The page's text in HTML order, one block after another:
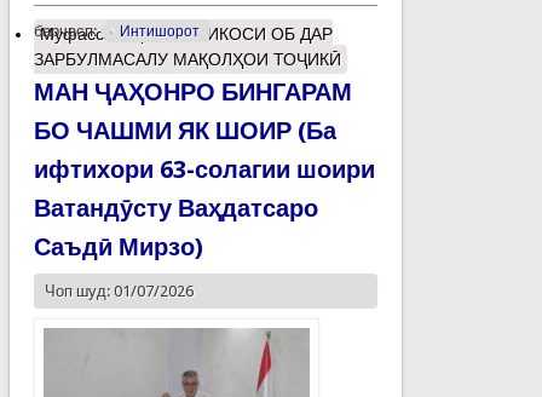
барчасп: Интишорот
Муфассалтаро ИНЪИКОСИ ОБ ДАР
ЗАРБУЛМАСАЛУ МАҚОЛҲОИ ТОҶИКӢ
МАН ҶАҲОНРО БИНГАРАМ
БО ЧАШМИ ЯК ШОИР (Ба
ифтихори 63-солагии шоири
Ватандӯсту Ваҳдатсаро
Саъдӣ Мирзо)
Чоп шуд: 01/07/2026